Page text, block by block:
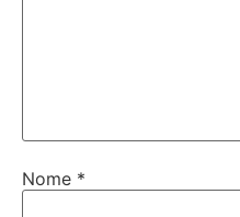
Nome *